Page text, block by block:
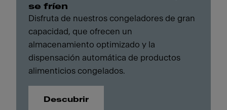
se fríen
Disfruta de nuestros congeladores de gran
capacidad, que ofrecen un
almacenamiento optimizado y la
dispensación automática de productos
alimenticios congelados.
Descubrir